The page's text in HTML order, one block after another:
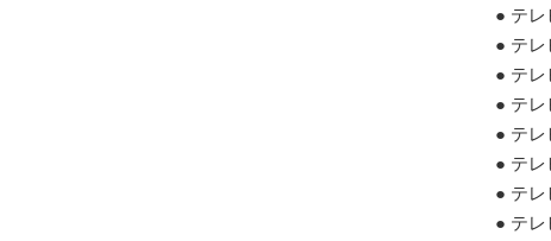
● テレ
● テレ
● テレ
● テレ
● テレ
● テレ
● テレ
● テレ